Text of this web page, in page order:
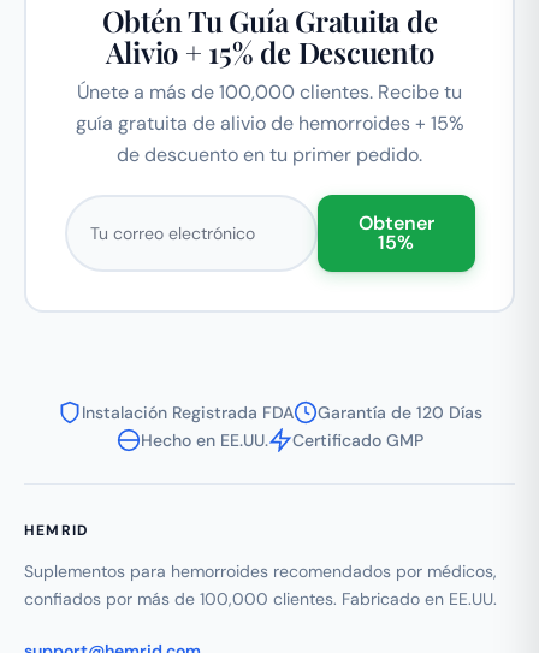
Obtén Tu Guía Gratuita de
Alivio + 15% de Descuento
Únete a más de 100,000 clientes. Recibe tu
guía gratuita de alivio de hemorroides + 15%
de descuento en tu primer pedido.
Correo electrónico
Obtener
15%
Instalación Registrada FDA
Garantía de 120 Días
Hecho en EE.UU.
Certificado GMP
HEMRID
Suplementos para hemorroides recomendados por médicos,
confiados por más de 100,000 clientes. Fabricado en EE.UU.